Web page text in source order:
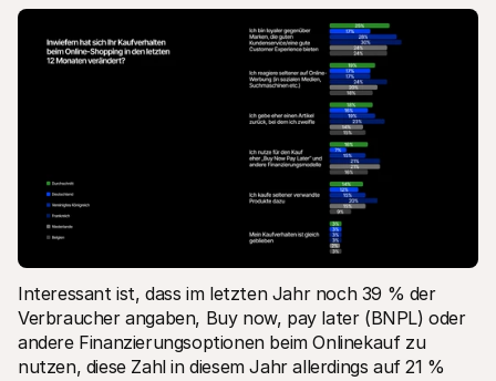
Interessant ist, dass im letzten Jahr noch 39 % der
Verbraucher angaben, Buy now, pay later (BNPL) oder
andere Finanzierungsoptionen beim Onlinekauf zu
nutzen, diese Zahl in diesem Jahr allerdings auf 21 %